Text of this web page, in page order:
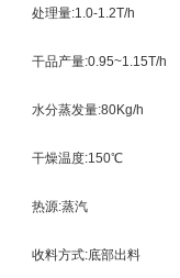
处理量:1.0-1.2T/h
干品产量:0.95~1.15T/h
水分蒸发量:80Kg/h
干燥温度:150℃
热源:蒸汽
收料方式:底部出料